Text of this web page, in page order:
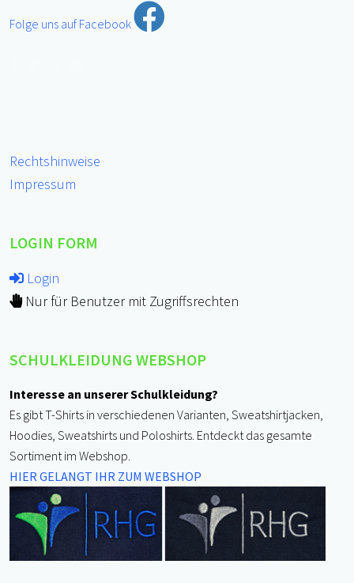
Folge uns auf Facebook
Rechtshinweise
Impressum
LOGIN FORM
Login
Nur für Benutzer mit Zugriffsrechten
SCHULKLEIDUNG WEBSHOP
Interesse an unserer Schulkleidung?
Es gibt T-Shirts in verschiedenen Varianten, Sweatshirtjacken,
Hoodies, Sweatshirts und Poloshirts. Entdeckt das gesamte
Sortiment im Webshop.
HIER GELANGT IHR ZUM WEBSHOP